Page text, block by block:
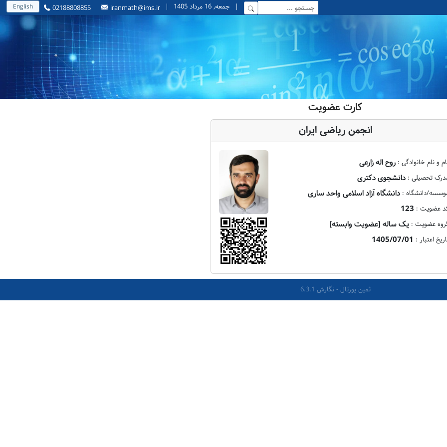
English 02188808855 iranmath@ims.ir | جمعه, 16 مرداد 1405 |
کارت عضویت
انجمن ریاضی ایران
و نام خانوادگی : روح اله زارعی
تحصیلی : دانشجوی دکتری
دانشگاه : دانشگاه آزاد اسلامی واحد ساری
عضویت : 123
عضویت : یک ساله [عضویت وابسته]
اعتبار : 1405/07/01
ثمین پورتال - نگارش 6.3.1